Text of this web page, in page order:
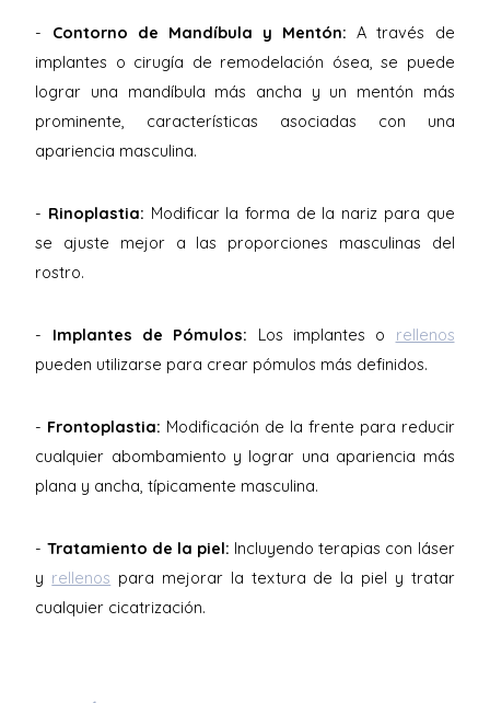
- Contorno de Mandíbula y Mentón: A través de
implantes o cirugía de remodelación ósea, se puede
lograr una mandíbula más ancha y un mentón más
prominente, características asociadas con una
apariencia masculina.
- Rinoplastia: Modificar la forma de la nariz para que
se ajuste mejor a las proporciones masculinas del
rostro.
- Implantes de Pómulos: Los implantes o rellenos
pueden utilizarse para crear pómulos más definidos.
- Frontoplastia: Modificación de la frente para reducir
cualquier abombamiento y lograr una apariencia más
plana y ancha, típicamente masculina.
- Tratamiento de la piel: Incluyendo terapias con láser
y rellenos para mejorar la textura de la piel y tratar
cualquier cicatrización.